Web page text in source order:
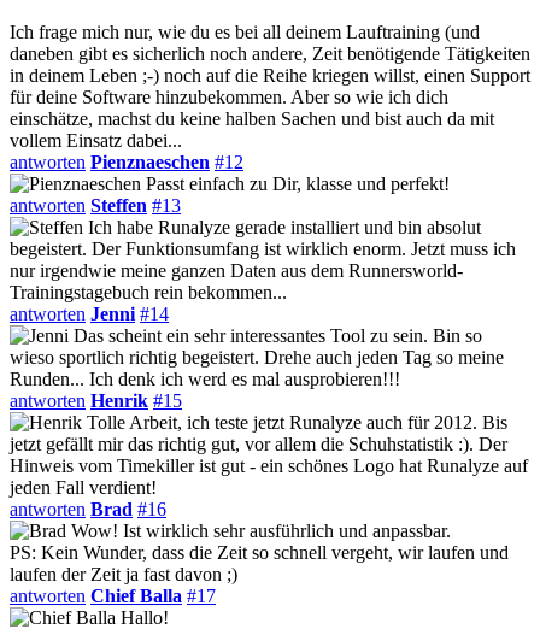
Ich frage mich nur, wie du es bei all deinem Lauftraining (und
daneben gibt es sicherlich noch andere, Zeit benötigende Tätigkeiten
in deinem Leben ;-) noch auf die Reihe kriegen willst, einen Support
für deine Software hinzubekommen. Aber so wie ich dich
einschätze, machst du keine halben Sachen und bist auch da mit
vollem Einsatz dabei...
antworten Pienznaeschen #12
Passt einfach zu Dir, klasse und perfekt!
antworten Steffen #13
Ich habe Runalyze gerade installiert und bin absolut
begeistert. Der Funktionsumfang ist wirklich enorm. Jetzt muss ich
nur irgendwie meine ganzen Daten aus dem Runnersworld-
Trainingstagebuch rein bekommen...
antworten Jenni #14
Das scheint ein sehr interessantes Tool zu sein. Bin so
wieso sportlich richtig begeistert. Drehe auch jeden Tag so meine
Runden... Ich denk ich werd es mal ausprobieren!!!
antworten Henrik #15
Tolle Arbeit, ich teste jetzt Runalyze auch für 2012. Bis
jetzt gefällt mir das richtig gut, vor allem die Schuhstatistik :). Der
Hinweis vom Timekiller ist gut - ein schönes Logo hat Runalyze auf
jeden Fall verdient!
antworten Brad #16
Wow! Ist wirklich sehr ausführlich und anpassbar.
PS: Kein Wunder, dass die Zeit so schnell vergeht, wir laufen und
laufen der Zeit ja fast davon ;)
antworten Chief Balla #17
Hallo!